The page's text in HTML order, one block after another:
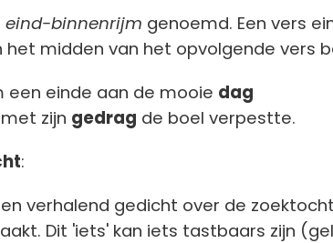
eind-binnenrijm genoemd. Een vers
het midden van het opvolgende vers
een einde aan de mooie dag
zijn gedrag de boel verpestte.
:
verhalend gedicht over de
Dit 'iets' kan iets tastbaars zijn